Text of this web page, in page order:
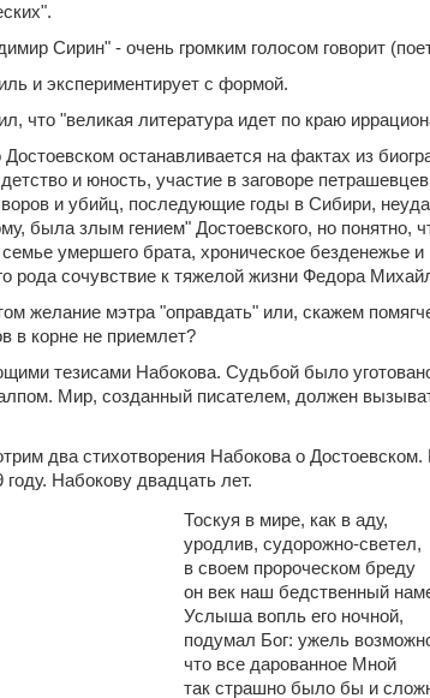
Сирин" - очень громким голосом говорит
и экспериментирует с формой.
что "великая литература идет по краю
останавливается на фактах из
и юность, участие в заговоре
и убийц, последующие годы в Сибири,
была злым гением" Достоевского, но понятно,
семье умершего брата, хроническое безденежье
рода сочувствие к тяжелой жизни Федора
желание мэтра "оправдать" или, скажем
в корне не приемлет?
тезисами Набокова. Судьбой было
Мир, созданный писателем, должен
два стихотворения Набокова о
Набокову двадцать лет.
Тоскуя в мире, как в аду,
уродлив, судорожно-светел,
в своем пророческом бреду
он век наш бедственный
Услыша вопль его ночной,
подумал Бог: ужель
что все дарованное Мной
так страшно было бы и